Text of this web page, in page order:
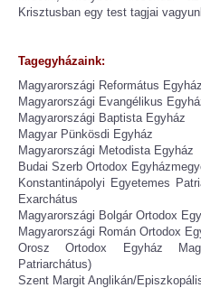
Krisztusban egy test tagjai
Tagegyházaink:
Magyarországi Református Egyház
Magyarországi Evangélikus
Magyarországi Baptista Egyház
Magyar Pünkösdi Egyház
Magyarországi Metodista Egyház
Budai Szerb Ortodox
Konstantinápolyi Egyetemes
Exarchátus
Magyarországi Bolgár Ortodox
Magyarországi Román Ortodox
Orosz Ortodox Egyház
Patriarchátus)
Szent Margit Anglikán/